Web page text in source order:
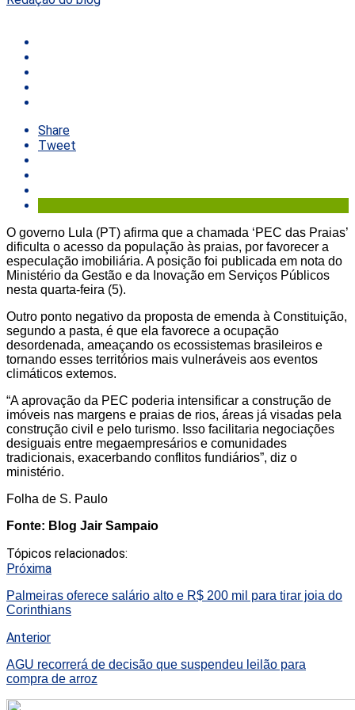
Share
Tweet
O governo Lula (PT) afirma que a chamada ‘PEC das Praias’
dificulta o acesso da população às praias, por favorecer a
especulação imobiliária. A posição foi publicada em nota do
Ministério da Gestão e da Inovação em Serviços Públicos
nesta quarta-feira (5).
Outro ponto negativo da proposta de emenda à Constituição,
segundo a pasta, é que ela favorece a ocupação
desordenada, ameaçando os ecossistemas brasileiros e
tornando esses territórios mais vulneráveis aos eventos
climáticos extemos.
“A aprovação da PEC poderia intensificar a construção de
imóveis nas margens e praias de rios, áreas já visadas pela
construção civil e pelo turismo. Isso facilitaria negociações
desiguais entre megaempresários e comunidades
tradicionais, exacerbando conflitos fundiários”, diz o
ministério.
Folha de S. Paulo
Fonte: Blog Jair Sampaio
Tópicos relacionados:
Próxima
Palmeiras oferece salário alto e R$ 200 mil para tirar joia do
Corinthians
Anterior
AGU recorrerá de decisão que suspendeu leilão para
compra de arroz